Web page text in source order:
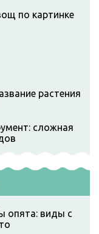
по картинке
растения
сложная
опята: виды с